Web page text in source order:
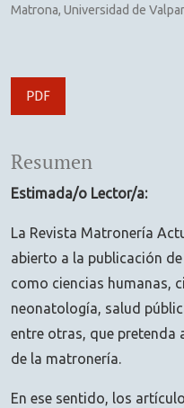
Matrona, Universidad de
PDF
Resumen
Estimada/o Lector/a:
La Revista Matronería
abierto a la publicación
como ciencias humanas,
neonatología, salud
entre otras, que pretenda
de la matronería.
En ese sentido, los